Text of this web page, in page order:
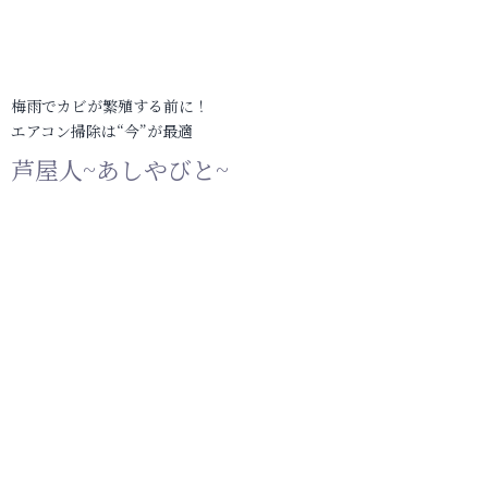
梅雨でカビが繁殖する前に！
エアコン掃除は“今”が最適
芦屋人~あしやびと~